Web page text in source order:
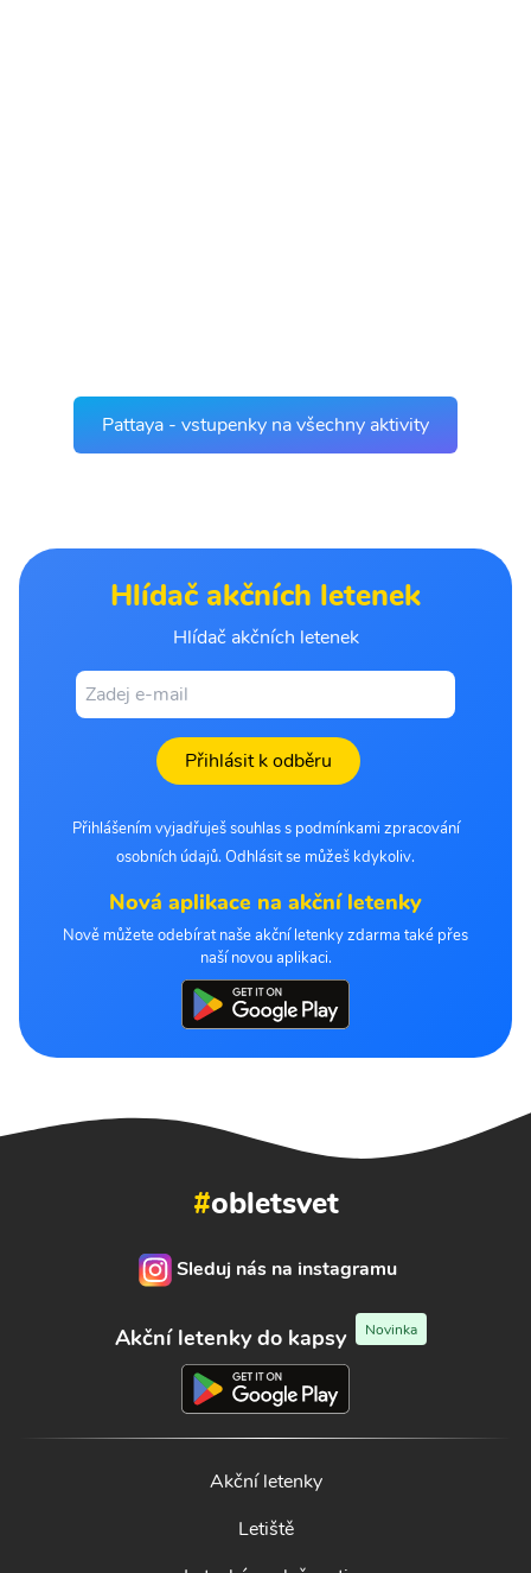
Pattaya - vstupenky na všechny aktivity
Hlídač akčních letenek
Hlídač akčních letenek
Přihlásit k odběru
Přihlášením vyjadřuješ souhlas s podmínkami zpracování
osobních údajů. Odhlásit se můžeš kdykoliv.
Nová aplikace na akční letenky
Nově můžete odebírat naše akční letenky zdarma také přes
naší novou aplikaci.
#obletsvet
Sleduj nás na instagramu
Akční letenky do kapsy Novinka
Akční letenky
Letiště